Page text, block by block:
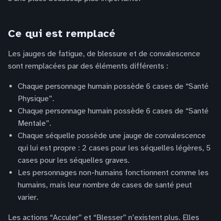
Ce qui est remplacé
Les jauges de fatigue, de blessure et de convalescence
sont remplacées par des éléments différents :
Chaque personnage humain possède 6 cases de “Santé
Physique”.
Chaque personnage humain possède 6 cases de “Santé
Mentale”.
Chaque séquelle possède une jauge de convalescence
qui lui est propre : 2 cases pour les séquelles légères, 5
cases pour les séquelles graves.
Les personnages non-humains fonctionnent comme les
humains, mais leur nombre de cases de santé peut
varier.
Les actions “Acculer” et “Blesser” n’existent plus. Elles